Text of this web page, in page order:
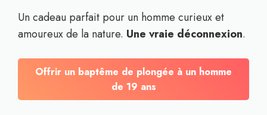
Un cadeau parfait pour un homme curieux et
amoureux de la nature. Une vraie déconnexion.
Offrir un baptême de plongée à un homme
de 19 ans